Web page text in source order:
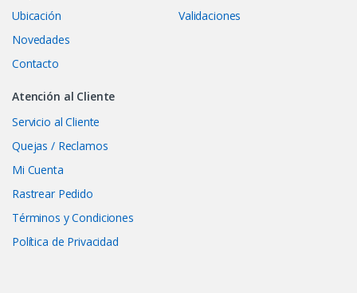
Ubicación
Novedades
Contacto
Validaciones
Atención al Cliente
Servicio al Cliente
Quejas / Reclamos
Mi Cuenta
Rastrear Pedido
Términos y Condiciones
Política de Privacidad